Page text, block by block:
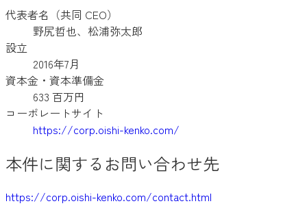
代表者名（共同 CEO）
野尻哲也、松浦弥太郎
設立
2016年7月
資本金・資本準備金
633 百万円
コーポレートサイト
https://corp.oishi-kenko.com/
本件に関するお問い合わせ先
https://corp.oishi-kenko.com/contact.html